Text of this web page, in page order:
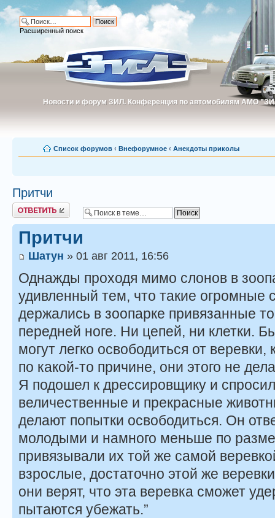
Новости и форум ЗИЛ. Конференция по автомобилям АМО
Новости и форум ЗИЛ. Конференция по автомобилям АМО
Расширенный поиск
Список форумов ‹ Внефорумное ‹ Анекдоты приколы
Притчи
Ответить
Притчи
Шатун » 01 авг 2011, 16:56
Однажды проходя мимо слонов в
удивленный тем, что такие огромные
держались в зоопарке привязанные
передней ноге. Ни цепей, ни клетки.
могут легко освободиться от
по какой-то причине, они этого не
Я подошел к дрессировщику и
величественные и прекрасные
делают попытки освободиться. Он
молодыми и намного меньше по
привязывали их той же самой
взрослые, достаточно этой же
они верят, что эта веревка сможет
пытаются убежать.”